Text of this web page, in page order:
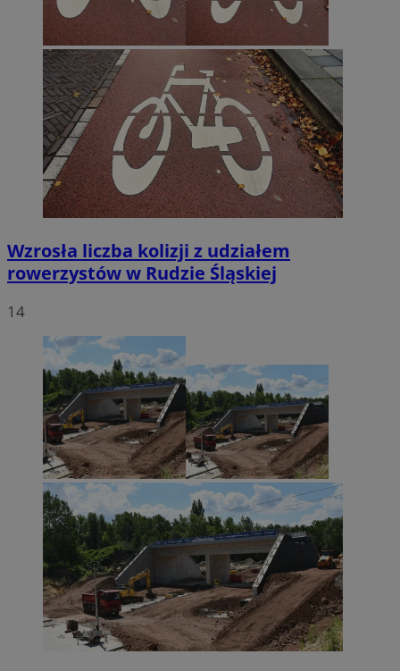
Wzrosła liczba kolizji z udziałem
rowerzystów w Rudzie Śląskiej
14